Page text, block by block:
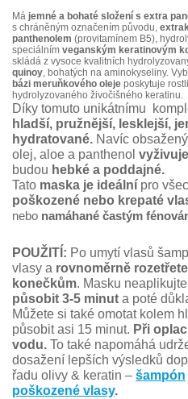
Má jemné a bohaté složení s extra
s chráněným označením původu,
panthenolem (provitamínem B5),
speciálním veganským keratinovým
skládá z vysoce kvalitních
quinoy, bohatých na aminokyseliny.
bázi meruňkového oleje poskytuje
hydrolyzovaného živočišného keratinu.
Díky tomuto unikátnímu
hladší, pružnější, lesklejší,
hydratované. Navíc
olej, aloe a panthenol
budou hebké a poddajné.
Tato maska ​​je ideální pro
poškozené nebo krepaté
nebo namáhané častým
POUŽITÍ: Po umytí vlasů
vlasy a rovnoměrně
konečkům. Masku
působit 3-5 minut a poté
Můžete si také omotat kolem
působit asi 15 minut. Při
vodu. To také napomáhá
dosažení lepších výsledků
řadu olivy & keratin – šampón
poškozené vlasy.